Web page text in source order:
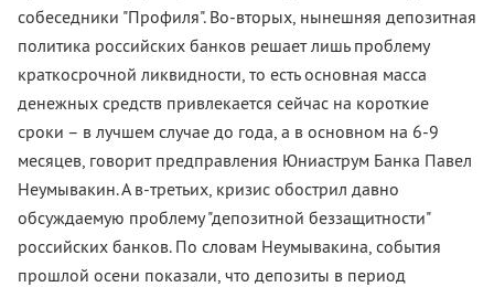
собеседники "Профиля". Во-вторых, нынешняя депозитная
политика российских банков решает лишь проблему
краткосрочной ликвидности, то есть основная масса
денежных средств привлекается сейчас на короткие
сроки – в лучшем случае до года, а в основном на 6-9
месяцев, говорит предправления Юниаструм Банка Павел
Неумывакин. А в-третьих, кризис обострил давно
обсуждаемую проблему "депозитной беззащитности"
российских банков. По словам Неумывакина, события
прошлой осени показали, что депозиты в период